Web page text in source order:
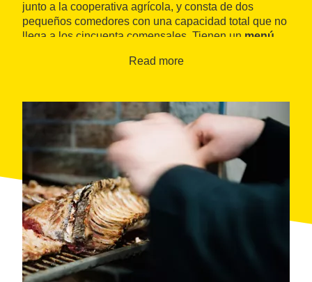
junto a la cooperativa agrícola, y consta de dos
pequeños comedores con una capacidad total que no
llega a los cincuenta comensales. Tienen un menú
especial los fines de semana.
Read more